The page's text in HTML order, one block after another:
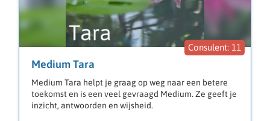
je voor staat.
11
Medium Tara
Medium Tara helpt je graag op weg naar een betere
toekomst en is een veel gevraagd Medium. Ze geeft je
inzicht, antwoorden en wijsheid.